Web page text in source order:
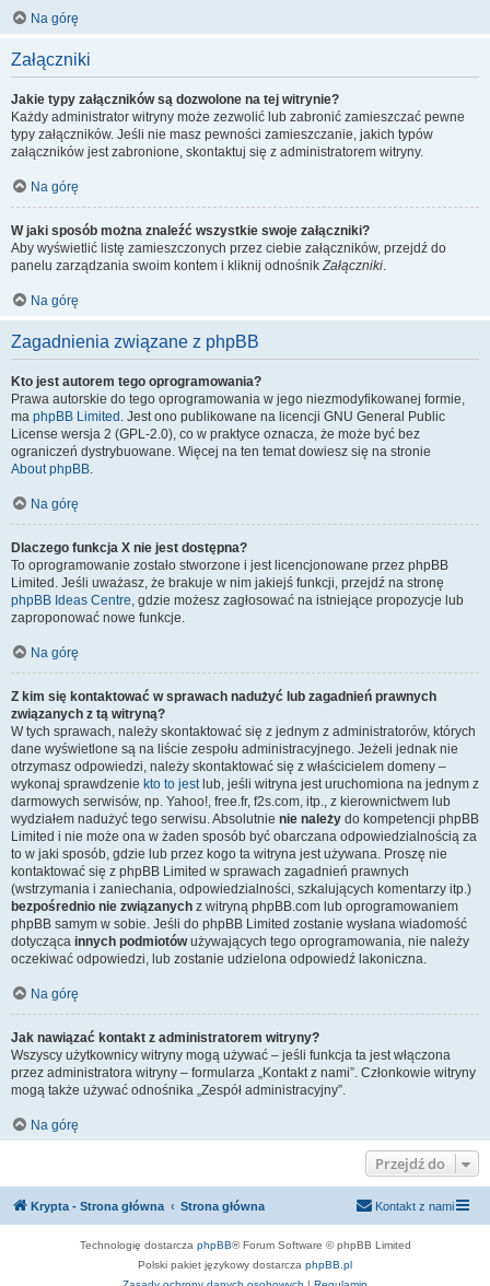
Na górę
Załączniki
Jakie typy załączników są dozwolone na tej witrynie?
Każdy administrator witryny może zezwolić lub zabronić zamieszczać pewne
typy załączników. Jeśli nie masz pewności zamieszczanie, jakich typów
załączników jest zabronione, skontaktuj się z administratorem witryny.
Na górę
W jaki sposób można znaleźć wszystkie swoje załączniki?
Aby wyświetlić listę zamieszczonych przez ciebie załączników, przejdź do
panelu zarządzania swoim kontem i kliknij odnośnikZałączniki.
Na górę
Zagadnienia związane z phpBB
Kto jest autorem tego oprogramowania?
Prawa autorskie do tego oprogramowania w jego niezmodyfikowanej formie,
ma phpBB Limited . Jest ono publikowane na licencji GNU General Public
License wersja 2 (GPL-2.0), co w praktyce oznacza, że może być bez
ograniczeń dystrybuowane. Więcej na ten temat dowiesz się na stronie
About phpBB.
Na górę
Dlaczego funkcja X nie jest dostępna?
To oprogramowanie zostało stworzone i jest licencjonowane przez phpBB
Limited. Jeśli uważasz, że brakuje w nim jakiejś funkcji, przejdź na stronę
phpBB Ideas Centre, gdzie możesz zagłosować na istniejące propozycje lub
zaproponować nowe funkcje.
Na górę
Z kim się kontaktować w sprawach nadużyć lub zagadnień prawnych
związanych z tą witryną?
W tych sprawach, należy skontaktować się z jednym z administratorów, których
dane wyświetlone są na liście zespołu administracyjnego. Jeżeli jednak nie
otrzymasz odpowiedzi, należy skontaktować się z właścicielem domeny –
wykonaj sprawdzenie kto to jestlub, jeśli witryna jest uruchomiona na jednym z
darmowych serwisów, np. Yahoo!, free.fr, f2s.com, itp., z kierownictwem lub
wydziałem nadużyć tego serwisu. Absolutnie nie należy do kompetencji phpBB
Limited i nie może ona w żaden sposób być obarczana odpowiedzialnością za
to w jaki sposób, gdzie lub przez kogo ta witryna jest używana. Proszę nie
kontaktować się z phpBB Limited w sprawach zagadnień prawnych
(wstrzymania i zaniechania, odpowiedzialności, szkalujących komentarzy itp.)
bezpośrednio nie związanych z witryną phpBB.com lub oprogramowaniem
phpBB samym w sobie. Jeśli do phpBB Limited zostanie wysłana wiadomość
dotycząca innych podmiotówużywających tego oprogramowania, nie należy
oczekiwać odpowiedzi, lub zostanie udzielona odpowiedź lakoniczna.
Na górę
Jak nawiązać kontakt z administratorem witryny?
Wszyscy użytkownicy witryny mogą używać – jeśli funkcja ta jest włączona
przez administratora witryny – formularza „Kontakt z nami”. Członkowie witryny
mogą także używać odnośnika „Zespół administracyjny”.
Na górę
Przejdź do
Krypta - Strona główna Strona główna Kontakt z nami
Technologię dostarcza phpBB® Forum Software © phpBB Limited
Polski pakiet językowy dostarcza phpBB.pl